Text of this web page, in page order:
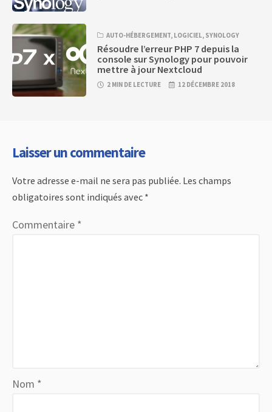
AUTO-HÉBERGEMENT, LOGICIEL, SYNOLOGY
Résoudre l’erreur PHP 7 depuis la
console sur Synology pour pouvoir
mettre à jour Nextcloud
2 MIN DE LECTURE 12 DÉCEMBRE 2018
Laisser un commentaire
Votre adresse e-mail ne sera pas publiée. Les champs
obligatoires sont indiqués avec *
Commentaire *
Nom *